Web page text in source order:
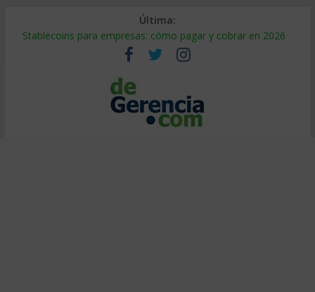
Última:
Stablecoins para empresas: cómo pagar y cobrar en 2026
Despido silencioso: qué es y por qué sale tan caro
IA en selección de personal: cómo auditarla a tiempo
Trabajo forzoso en la cadena de suministro: qué hacer
Mercado hispano de EE. UU.: cómo segmentarlo y venderle